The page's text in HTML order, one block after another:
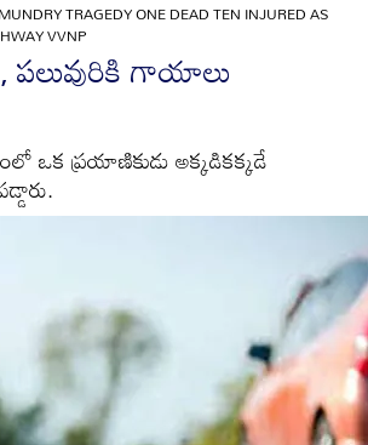
TRAGEDY ONE DEAD TEN INJURED AS
VVNP
పలువురికి గాయాలు
ఒక ప్రయాణికుడు అక్కడికక్కడే